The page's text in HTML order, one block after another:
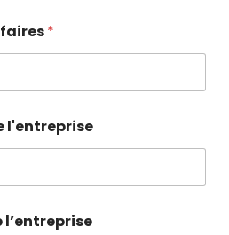
*
l'entreprise
l’entreprise